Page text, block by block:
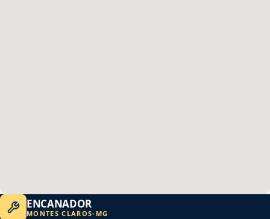
ENCANADOR
MONTES CLAROS- MG